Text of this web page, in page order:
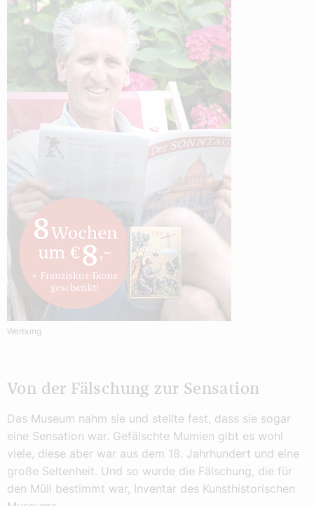
Werbung
Von der Fälschung zur Sensation
Das Museum nahm sie und stellte fest, dass sie sogar
eine Sensation war. Gefälschte Mumien gibt es wohl
viele, diese aber war aus dem 18. Jahrhundert und eine
große Seltenheit. Und so wurde die Fälschung, die für
den Müll bestimmt war, Inventar des Kunsthistorischen